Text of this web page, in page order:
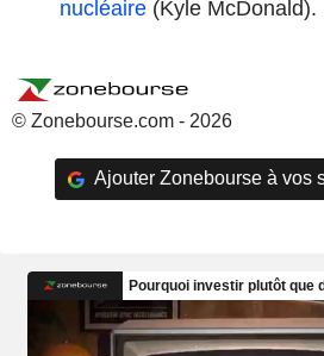
nucléaire (Kyle McDonald).
© Zonebourse.com - 2026
Ajouter Zonebourse à vos